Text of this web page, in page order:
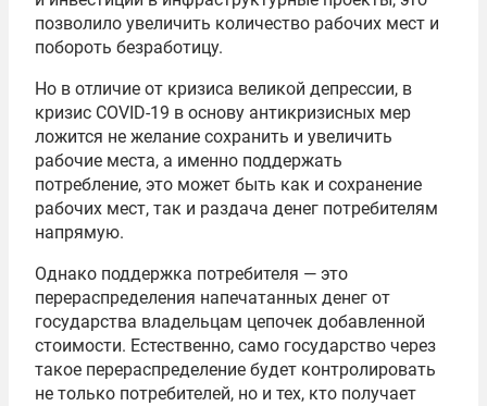
позволило увеличить количество рабочих мест и
побороть безработицу.
Но в отличие от кризиса великой депрессии, в
кризис COVID-19 в основу антикризисных мер
ложится не желание сохранить и увеличить
рабочие места, а именно поддержать
потребление, это может быть как и сохранение
рабочих мест, так и раздача денег потребителям
напрямую.
Однако поддержка потребителя — это
перераспределения напечатанных денег от
государства владельцам цепочек добавленной
стоимости. Естественно, само государство через
такое перераспределение будет контролировать
не только потребителей, но и тех, кто получает